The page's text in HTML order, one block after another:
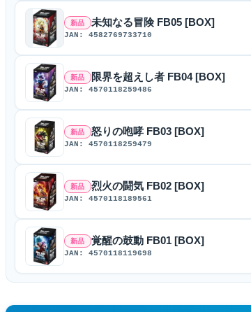
新品 未知なる冒険 FB05 [BOX]
JAN: 4582769733710
新品 限界を超えし者 FB04 [BOX]
JAN: 4570118259486
新品 怒りの咆哮 FB03 [BOX]
JAN: 4570118259479
新品 烈火の闘気 FB02 [BOX]
JAN: 4570118189561
新品 覚醒の鼓動 FB01 [BOX]
JAN: 4570118119698